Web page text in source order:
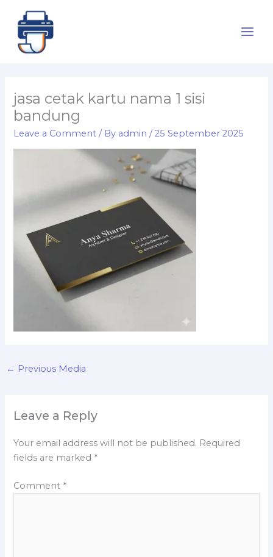
content
jasa cetak kartu nama 1 sisi
bandung
Leave a Comment / By admin/25 September 2025
← Previous Media
Leave a Reply
Your email address will not be published. Required
fields are marked *
Comment *